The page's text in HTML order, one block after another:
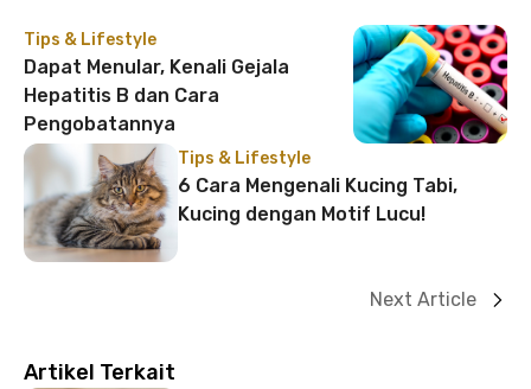
Tips & Lifestyle
Dapat Menular, Kenali Gejala
Hepatitis B dan Cara
Pengobatannya
Tips & Lifestyle
6 Cara Mengenali Kucing Tabi,
Kucing dengan Motif Lucu!
Next Article
Artikel Terkait